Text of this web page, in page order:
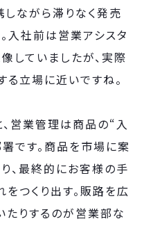
ながら滞りなく発売
入社前は営業アシスタ
していましたが、実際
立場に近いですね。
営業管理は商品の“入
です。商品を市場に案
、最終的にお客様の手
つくり出す。販路を広
りするのが営業部な